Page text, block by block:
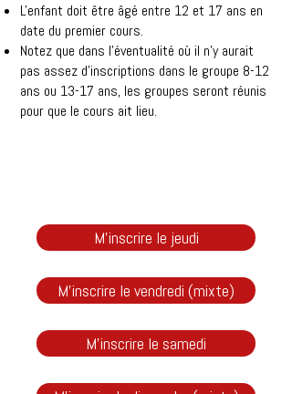
L'enfant doit être âgé entre 12 et 17 ans en
date du premier cours.
Notez que dans l'éventualité où il n'y aurait
pas assez d'inscriptions dans le groupe 8-12
ans ou 13-17 ans, les groupes seront réunis
pour que le cours ait lieu.
M'inscrire le jeudi
M'inscrire le vendredi (mixte)
M'inscrire le samedi